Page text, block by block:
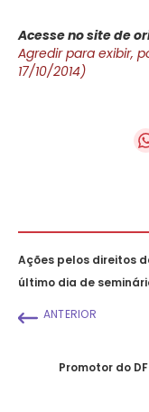
Acesse no site de
Agredir para exibir,
17/10/2014)
Ações pelos direitos
último dia de
ANTERIOR
Promotor do